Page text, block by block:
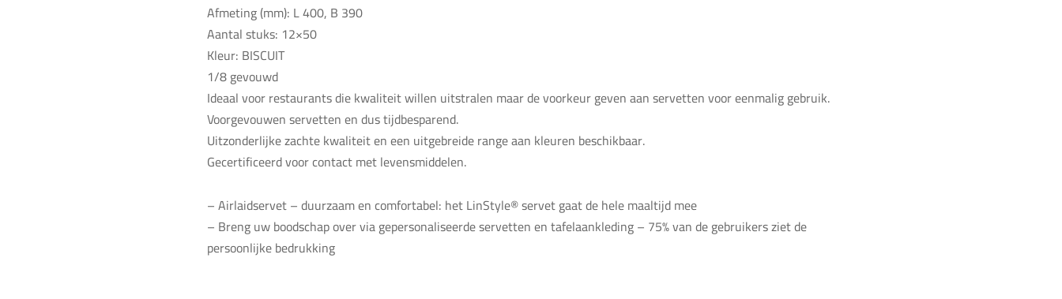
Afmeting (mm): L 400, B 390
Aantal stuks: 12×50
Kleur: BISCUIT
1/8 gevouwd
Ideaal voor restaurants die kwaliteit willen uitstralen maar de voorkeur geven aan servetten voor eenmalig gebruik.
Voorgevouwen servetten en dus tijdbesparend.
Uitzonderlijke zachte kwaliteit en een uitgebreide range aan kleuren beschikbaar.
Gecertificeerd voor contact met levensmiddelen.
– Airlaidservet – duurzaam en comfortabel: het LinStyle® servet gaat de hele maaltijd mee
– Breng uw boodschap over via gepersonaliseerde servetten en tafelaankleding – 75% van de gebruikers ziet de
persoonlijke bedrukking